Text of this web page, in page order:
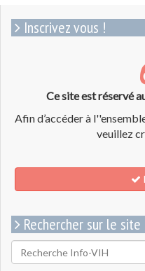
Inscrivez vous !
Ce site est réservé
Afin d’accéder à
veuillez
Rechercher sur le site
Rechercher
pour